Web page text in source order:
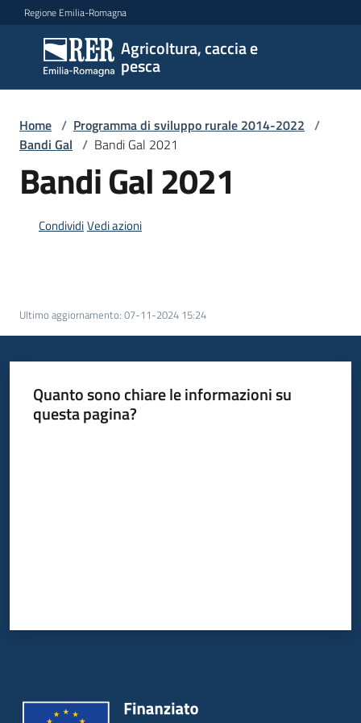
Vai al contenuto
Vai alla navigazione
Vai al footer
Regione Emilia-Romagna
Agricoltura, caccia e
pesca
Agricoltura,
caccia e
pesca
Argomenti
Novità
Leggi
atti
Menu selezionato
Piani
Home / Programma di sviluppo rurale 2014-2022 /
Bandi Gal / Bandi Gal 2021
Bandi Gal 2021
CondividiVedi azioni
Ultimo aggiornamento: 07-11-2024 15:24
Quanto sono chiare le informazioni su
questa pagina?